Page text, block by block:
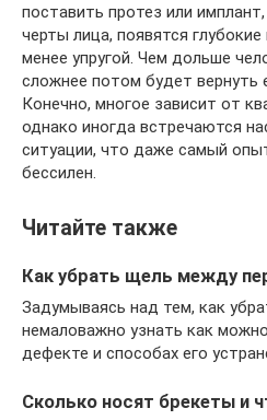
поставить протез или
черты лица, появятся
менее упругой. Чем дольше
сложнее потом будет вернуть
Конечно, многое зависит от
однако иногда встречаются
ситуации, что даже самый
бессилен.
Читайте также
Как убрать щель между
Задумываясь над тем, как
немаловажно узнать как
дефекте и способах его
Сколько носят брекеты и